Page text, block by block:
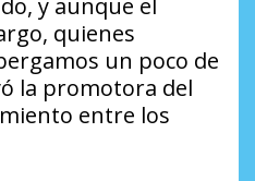
quienes
un poco de
la promotora del
entre los